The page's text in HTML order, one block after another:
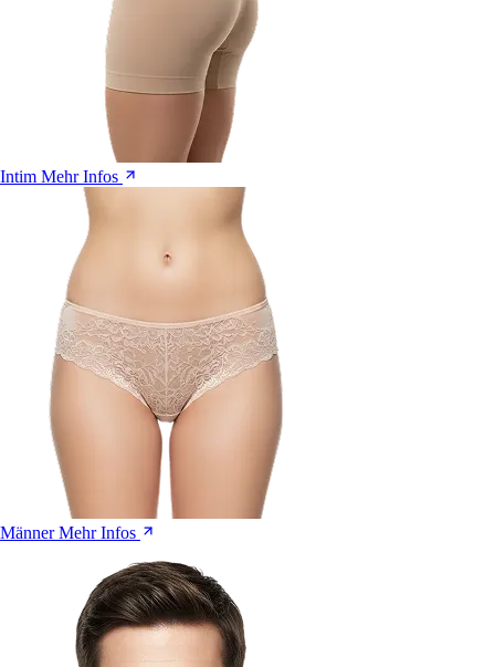
Intim Mehr Infos
Männer Mehr Infos